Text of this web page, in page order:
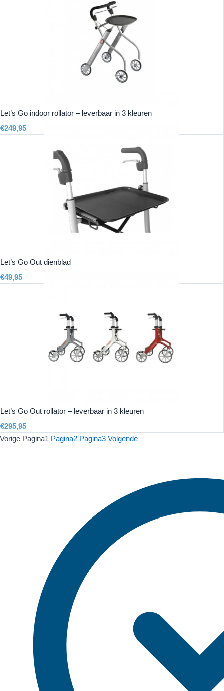
Let’s Go indoor rollator – leverbaar in 3 kleuren
€249,95
Let’s Go Out dienblad
€49,95
Let’s Go Out rollator – leverbaar in 3 kleuren
€295,95
Vorige Pagina1 Pagina2 Pagina3 Volgende